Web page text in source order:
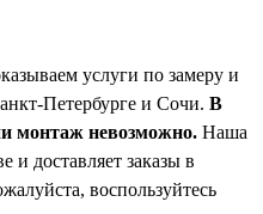
услуги по замеру и
Петербурге и Сочи. В
монтаж невозможно. Наша
и доставляет заказы в
воспользуйтесь